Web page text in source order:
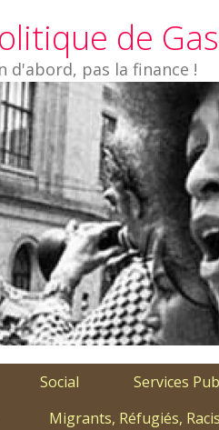
de
d'abord, pas la finance !
Social Services
Migrants, Réfugiés,